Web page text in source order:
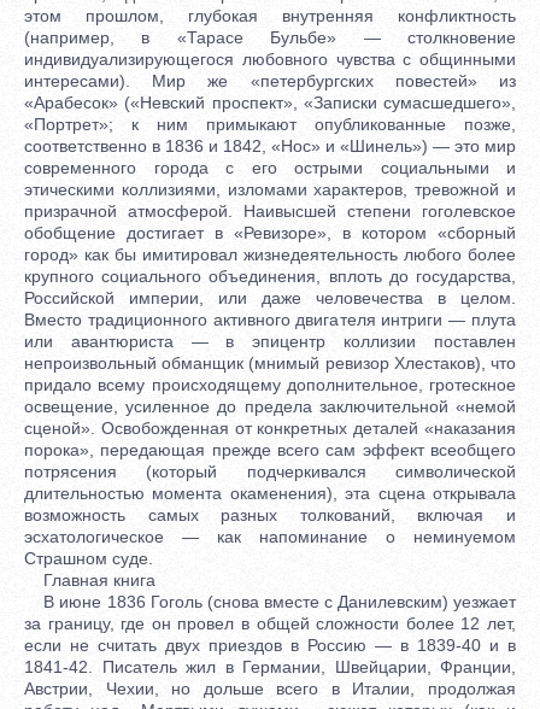
этом прошлом, глубокая внутренняя конфликтность
(например, в «Тарасе Бульбе» — столкновение
индивидуализирующегося любовного чувства с общинными
интересами). Мир же «петербургских повестей» из
«Арабесок» («Невский проспект», «Записки сумасшедшего»,
«Портрет»; к ним примыкают опубликованные позже,
соответственно в 1836 и 1842, «Нос» и «Шинель») — это мир
современного города с его острыми социальными и
этическими коллизиями, изломами характеров, тревожной и
призрачной атмосферой. Наивысшей степени гоголевское
обобщение достигает в «Ревизоре», в котором «сборный
город» как бы имитировал жизнедеятельность любого более
крупного социального объединения, вплоть до государства,
Российской империи, или даже человечества в целом.
Вместо традиционного активного двигателя интриги — плута
или авантюриста — в эпицентр коллизии поставлен
непроизвольный обманщик (мнимый ревизор Хлестаков), что
придало всему происходящему дополнительное, гротескное
освещение, усиленное до предела заключительной «немой
сценой». Освобожденная от конкретных деталей «наказания
порока», передающая прежде всего сам эффект всеобщего
потрясения (который подчеркивался символической
длительностью момента окаменения), эта сцена открывала
возможность самых разных толкований, включая и
эсхатологическое — как напоминание о неминуемом
Страшном суде.
Главная книга
В июне 1836 Гоголь (снова вместе с Данилевским) уезжает
за границу, где он провел в общей сложности более 12 лет,
если не считать двух приездов в Россию — в 1839-40 и в
1841-42. Писатель жил в Германии, Швейцарии, Франции,
Австрии, Чехии, но дольше всего в Италии, продолжая